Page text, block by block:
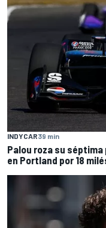
INDYCAR39 min
Palou roza su
en Portland por 18